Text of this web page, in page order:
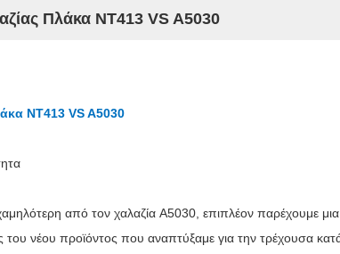
Πλάκα NT413 VS A5030
NT413 VS A5030
από τον χαλαζία A5030, επιπλέον παρέχουμε
του νέου προϊόντος που αναπτύξαμε για την τρέχουσα